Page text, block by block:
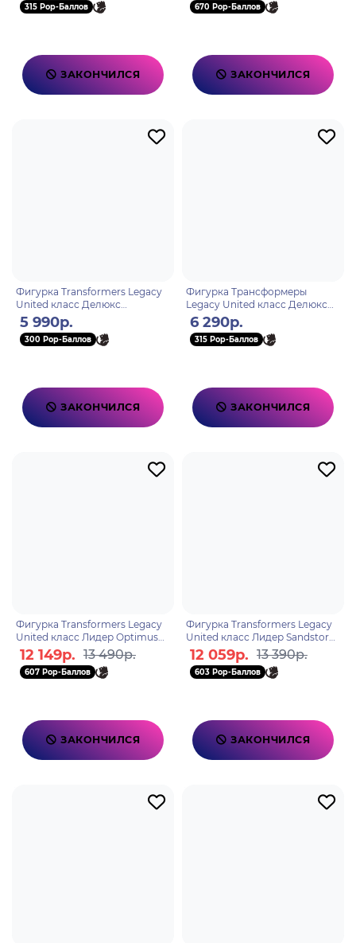
315 Pop-Баллов
ЗАКОНЧИЛСЯ
670 Pop-Баллов
ЗАКОНЧИЛСЯ
Фигурка Transformers Legacy
United класс Делюкс
Bumblebee F85245X0
5 990р.
300 Pop-Баллов
ЗАКОНЧИЛСЯ
Фигурка Трансформеры
Legacy United класс Делюкс
Wheeljack
6 290р.
315 Pop-Баллов
ЗАКОНЧИЛСЯ
Фигурка Transformers Legacy
United класс Лидер Optimus
Prime F91845X2
12 149р. 13 490р.
607 Pop-Баллов
ЗАКОНЧИЛСЯ
Фигурка Transformers Legacy
United класс Лидер Sandstorm
F85515X2
12 059р. 13 390р.
603 Pop-Баллов
ЗАКОНЧИЛСЯ